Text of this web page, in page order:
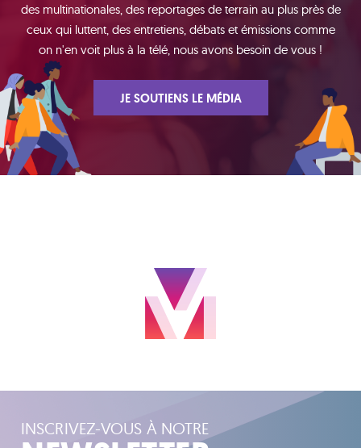
des multinationales, des reportages de terrain au plus près de
ceux qui luttent, des entretiens, débats et émissions comme
on n'en voit plus à la télé, nous avons besoin de vous !
JE SOUTIENS LE MÉDIA
INSCRIVEZ-VOUS À NOTRE